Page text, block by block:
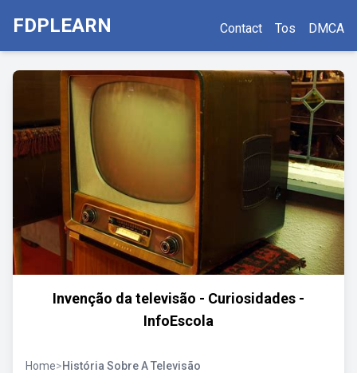
FDPLEARN Contact Tos DMCA
Invenção da televisão - Curiosidades -
InfoEscola
Home>História Sobre A Televisão